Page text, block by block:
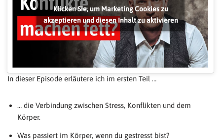
Klicken Sie, um Marketing Cookies zu
akzeptieren und diesen Inhalt zu aktivieren
In dieser Episode erläutere ich im ersten Teil …
… die Verbindung zwischen Stress, Konflikten und dem
Körper.
Was passiert im Körper, wenn du gestresst bist?